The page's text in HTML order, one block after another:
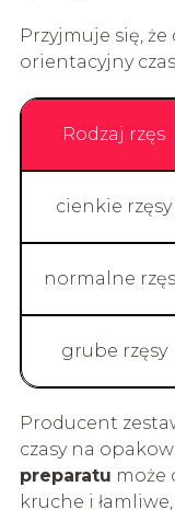
Przyjmuje się,
orientacyjny
Rodzaj rzęs
cienkie rzęsy
normalne
grube rzęsy
Producent
czasy na
preparatu może
kruche i